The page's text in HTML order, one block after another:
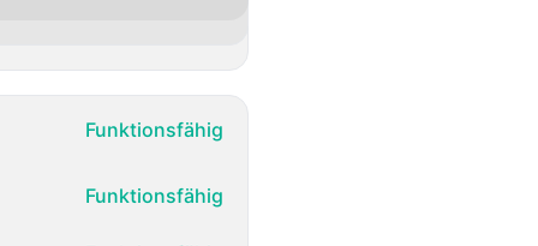
Funktionsfähig
Funktionsfähig